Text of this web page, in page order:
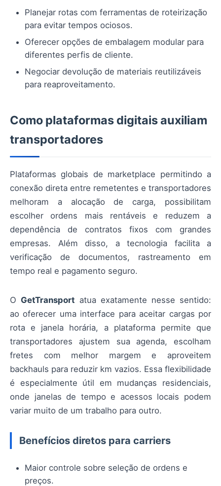
Planejar rotas com ferramentas de roteirização
para evitar tempos ociosos.
Oferecer opções de embalagem modular para
diferentes perfis de cliente.
Negociar devolução de materiais reutilizáveis
para reaproveitamento.
Como plataformas digitais auxiliam
transportadores
Plataformas globais de marketplace permitindo a
conexão direta entre remetentes e transportadores
melhoram a alocação de carga, possibilitam
escolher ordens mais rentáveis e reduzem a
dependência de contratos fixos com grandes
empresas. Além disso, a tecnologia facilita a
verificação de documentos, rastreamento em
tempo real e pagamento seguro.
O GetTransport atua exatamente nesse sentido:
ao oferecer uma interface para aceitar cargas por
rota e janela horária, a plataforma permite que
transportadores ajustem sua agenda, escolham
fretes com melhor margem e aproveitem
backhauls para reduzir km vazios. Essa flexibilidade
é especialmente útil em mudanças residenciais,
onde janelas de tempo e acessos locais podem
variar muito de um trabalho para outro.
Benefícios diretos para carriers
Maior controle sobre seleção de ordens e
preços.